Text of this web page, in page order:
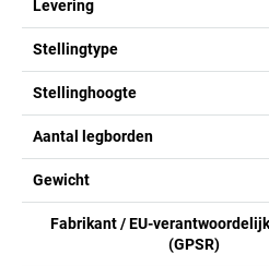
Levering
Stellingtype
Stellinghoogte
Aantal legborden
Gewicht
Fabrikant / EU-
(GPSR)